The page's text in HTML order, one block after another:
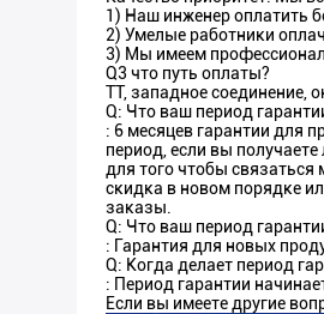
1) Наш инженер оплатить
2) Умелые работники
3) Мы имеем
Q3 что путь оплаты?
TT, западное соединение,
Q: Что ваш период
: 6 месяцев гарантии для
период, если вы
для того чтобы
скидка в новом порядке
заказы.
Q: Что ваш период
: Гарантия для новых
Q: Когда делает период
: Период гарантии
Если вы имеете другие